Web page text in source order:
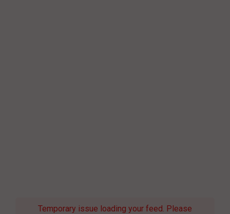
Temporary issue loading your feed. Please